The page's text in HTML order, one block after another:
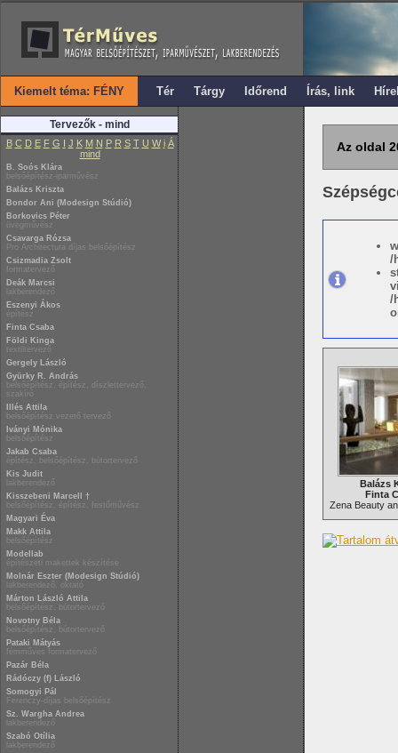
Kiemelt téma: FÉNY Tér Tárgy Időrend Írás, link
Tervezők - mind
B C D E F G I J K M N P R S T U W i Á
mind
B. Soós Klára
belsőépítész-iparművész
Balázs Kriszta
Bondor Ani (Modesign Stúdió)
Borkovics Péter
üvegművész
Csavarga Rózsa
Pro Architectura díjas belsőépítész
Csizmadia Zsolt
formatervező
Deák Marcsi
lakberendező
Eszenyi Ákos
építész
Finta Csaba
Földi Kinga
textiltervező
Gergely László
Gyürky R. András
belsőépítész, építész, díszlettervező,
szakíró
Illés Attila
belsőépítész vezető tervező
Iványi Mónika
belsőépítész
Jakab Csaba
építész, belsőépítész, bútortervező
Kis Judit
lakberendező
Kisszebeni Marcell †
belsőépítész, építész, festőművész
Magyari Éva
Makk Attila
belsőépítész
Modellab
építészeti makettek készítése
Molnár Eszter (Modesign Stúdió)
lakberendező, oktató
Márton László Attila
belsőépítész, bútortervező
Novotny Béla
belsőépítész, bútortervező
Pataki Mátyás
fémműves formatervező
Pazár Béla
Rádóczy (f) László
Somogyi Pál
Ferenczy-díjas belsőépítész
Sz. Wargha Andrea
lakberendező
Szabó Otília
lakberendező
Az oldal
/
/
Balázs
Finta
Zena Beauty